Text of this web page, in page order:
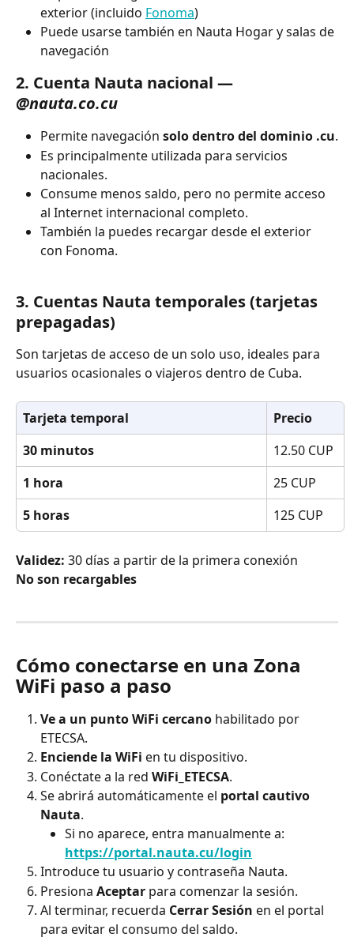
exterior (incluido Fonoma)
Puede usarse también en Nauta Hogar y salas de
navegación
2. Cuenta Nauta nacional —
@nauta.co.cu
Permite navegación solo dentro del dominio .cu.
Es principalmente utilizada para servicios
nacionales.
Consume menos saldo, pero no permite acceso
al Internet internacional completo.
También la puedes recargar desde el exterior
con Fonoma.
3. Cuentas Nauta temporales (tarjetas
prepagadas)
Son tarjetas de acceso de un solo uso, ideales para
usuarios ocasionales o viajeros dentro de Cuba.
Tarjeta temporal
Precio
30 minutos
12.50 CUP
1 hora
25 CUP
5 horas
125 CUP
Validez: 30 días a partir de la primera conexión
No son recargables
Cómo conectarse en una Zona
WiFi paso a paso
Ve a un punto WiFi cercano habilitado por
ETECSA.
Enciende la WiFi en tu dispositivo.
Conéctate a la red WiFi_ETECSA.
Se abrirá automáticamente el portal cautivo
Nauta.
Si no aparece, entra manualmente a:
https://portal.nauta.cu/login
Introduce tu usuario y contraseña Nauta.
Presiona Aceptar para comenzar la sesión.
Al terminar, recuerda Cerrar Sesión en el portal
para evitar el consumo del saldo.